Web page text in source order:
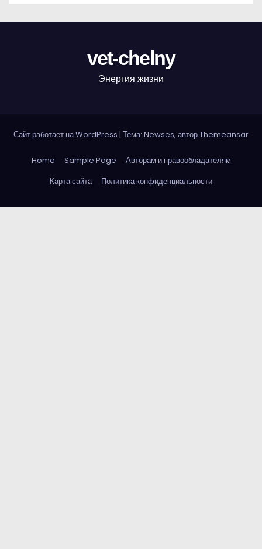
vet-chelny
Энергия жизни
Сайт работает на WordPress | Тема: Newses, авторThemeansar
Home Sample Page
Авторам и правообладателям
Карта сайта
Политика конфиденциальности